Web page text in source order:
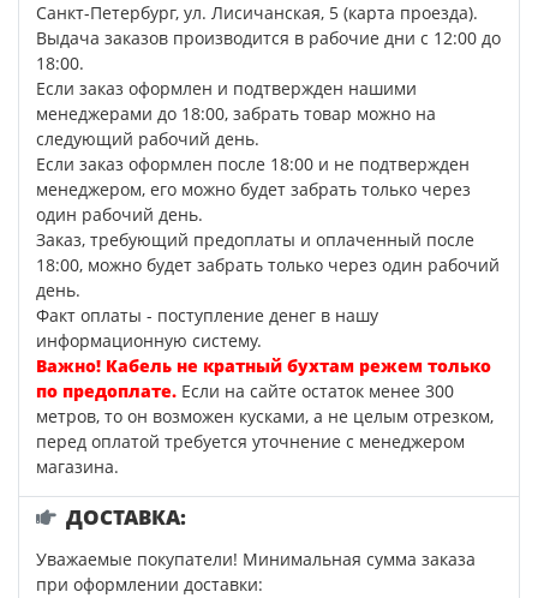
Санкт-Петербург, ул. Лисичанская, 5 (карта проезда).
Выдача заказов производится в рабочие дни с 12:00 до
18:00.
Если заказ оформлен и подтвержден нашими
менеджерами до 18:00, забрать товар можно на
следующий рабочий день.
Если заказ оформлен после 18:00 и не подтвержден
менеджером, его можно будет забрать только через
один рабочий день.
Заказ, требующий предоплаты и оплаченный после
18:00, можно будет забрать только через один рабочий
день.
Факт оплаты - поступление денег в нашу
информационную систему.
Важно! Кабель не кратный бухтам режем только
по предоплате. Если на сайте остаток менее 300
метров, то он возможен кусками, а не целым отрезком,
перед оплатой требуется уточнение с менеджером
магазина.
ДОСТАВКА:
Уважаемые покупатели! Минимальная сумма заказа
при оформлении доставки: